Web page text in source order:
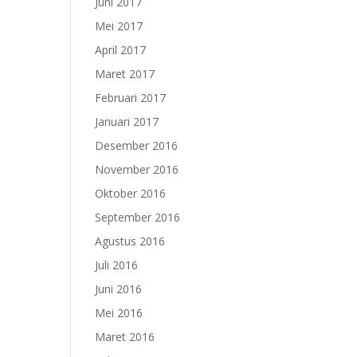
Mei 2017
April 2017
Maret 2017
Februari 2017
Januari 2017
Desember 2016
November 2016
Oktober 2016
September 2016
Agustus 2016
Juli 2016
Juni 2016
Mei 2016
Maret 2016